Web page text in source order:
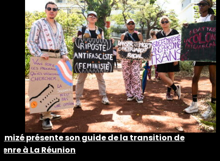
présente son guide de la transition de
à La Réunion